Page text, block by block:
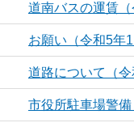
道南バスの運賃（
お願い（令和5年
道路について（令
市役所駐車場警備